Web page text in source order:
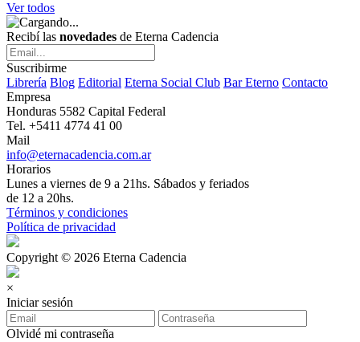
Ver todos
Recibí las novedades de Eterna Cadencia
Suscribirme
Librería Blog Editorial Eterna Social Club Bar Eterno Contacto
Empresa
Honduras 5582 Capital Federal
Tel. +5411 4774 41 00
Mail
info@eternacadencia.com.ar
Horarios
Lunes a viernes de 9 a 21hs. Sábados y feriados
de 12 a 20hs.
Términos y condiciones
Política de privacidad
Copyright © 2026 Eterna Cadencia
×
Iniciar sesión
Olvidé mi contraseña